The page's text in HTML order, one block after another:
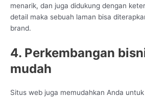
menarik, dan juga didukung dengan
detail maka sebuah laman bisa
brand.
4. Perkembangan
mudah
Situs web juga memudahkan Anda